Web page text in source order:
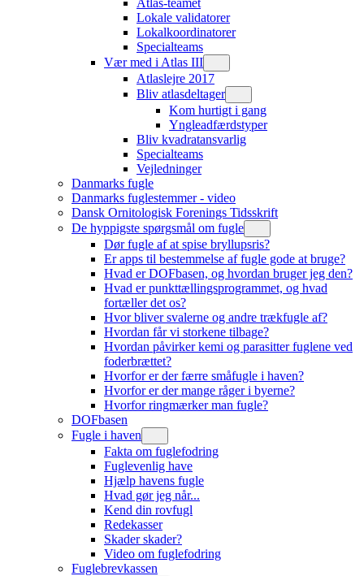
Atlas-teamet
Lokale validatorer
Lokalkoordinatorer
Specialteams
Vær med i Atlas III
Atlaslejre 2017
Bliv atlasdeltager
Kom hurtigt i gang
Yngleadfærdstyper
Bliv kvadratansvarlig
Specialteams
Vejledninger
Danmarks fugle
Danmarks fuglestemmer - video
Dansk Ornitologisk Forenings Tidsskrift
De hyppigste spørgsmål om fugle
Dør fugle af at spise bryllupsris?
Er apps til bestemmelse af fugle gode at bruge?
Hvad er DOFbasen, og hvordan bruger jeg den?
Hvad er punkttællingsprogrammet, og hvad
fortæller det os?
Hvor bliver svalerne og andre trækfugle af?
Hvordan får vi storkene tilbage?
Hvordan påvirker kemi og parasitter fuglene ved
foderbrættet?
Hvorfor er der færre småfugle i haven?
Hvorfor er der mange råger i byerne?
Hvorfor ringmærker man fugle?
DOFbasen
Fugle i haven
Fakta om fuglefodring
Fuglevenlig have
Hjælp havens fugle
Hvad gør jeg når...
Kend din rovfugl
Redekasser
Skader skader?
Video om fuglefodring
Fuglebrevkassen